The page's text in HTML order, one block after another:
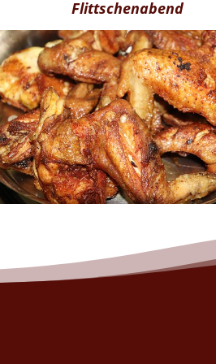
Flittschenabend
Jeden Freitag